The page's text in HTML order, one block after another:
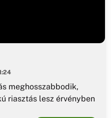
meghosszabbodik,
riasztás lesz érvényben